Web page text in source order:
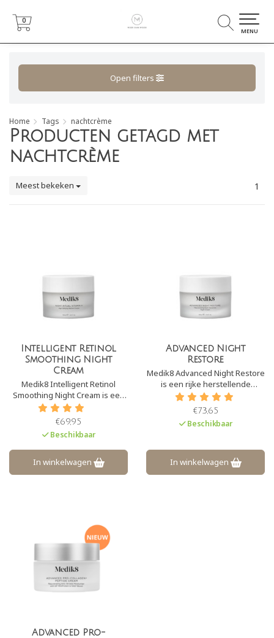
0
0
MENU
Open filters
Home Tags nachtcrème
Producten getagd met
nachtcrème
Meest bekeken 1
Intelligent Retinol
Smoothing Night
Cream
Medik8 Intelligent Retinol
Smoothing Night Cream is een
nachtcrème met retinol (0,2%)
en hyaluronzuur. Deze crème is
geschikt voor het verminderen
van de eerste tekenen van
veroudering
€69,95
Beschikbaar
In winkelwagen
Advanced Night
Restore
Medik8 Advanced Night Restore
is een rijke herstellende
nachtcrème. Het geeft ultieme
hydratatie aan de huid.
Hierdoor is het vooral geschikt
voor wat droge, vochtarme en/
€73,65
Beschikbaar
In winkelwagen
Advanced Pro-